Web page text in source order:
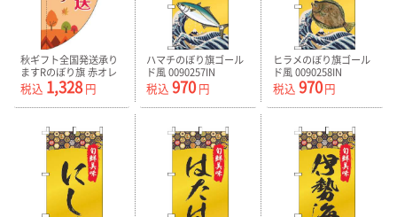
秋ギフト全国発送承り
ますRのぼり旗 赤オレ
ンジ色(棒袋仕様)
0400141RIN
税込 1,328 円
ハマチのぼり旗ゴール
ド風 0090257IN
税込 970円
ヒラメのぼり旗ゴール
ド風 0090258IN
税込 970円